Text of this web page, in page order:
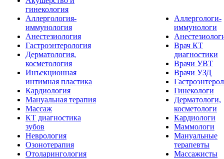
гинекология
Аллергология-
иммунология
Анестезиология
Гастроэнтерология
Дерматология,
косметология
Инъекционная
интимная пластика
Кардиология
Мануальная терапия
Массаж
КТ диагностика
зубов
Неврология
Озонотерапия
Отоларингология
Аллергологи-
иммунологи
Врач КТ
диагностики
Врачи УВТ
Врачи УЗД
Гинекологи
Дерматологи,
косметологи
Кардиологи
Маммологи
Мануальные
терапевты
Массажисты